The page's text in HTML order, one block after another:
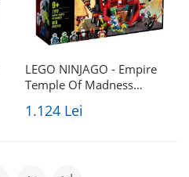
LEGO NINJAGO - Empire
Temple Of Madness
1.124 Lei